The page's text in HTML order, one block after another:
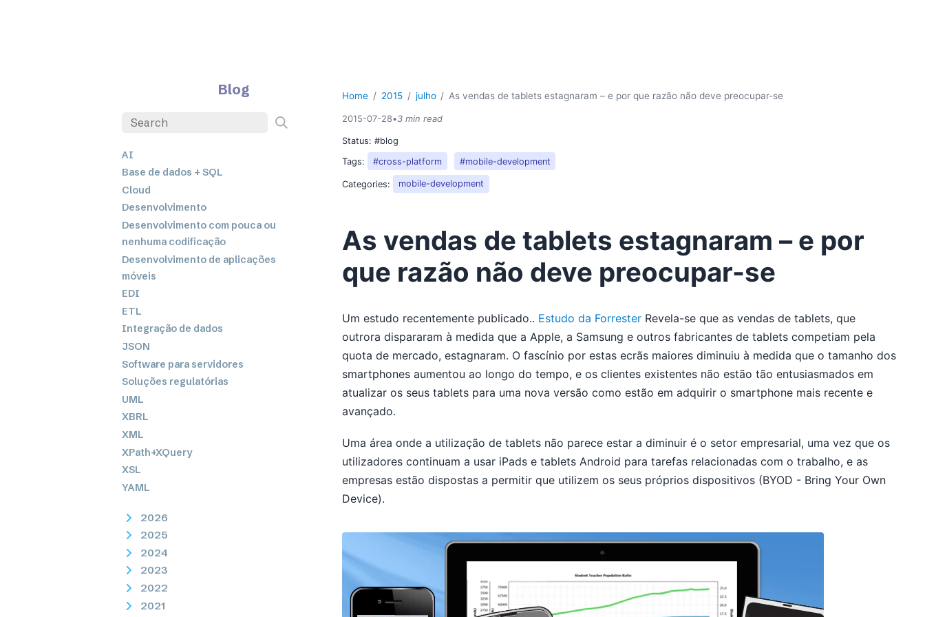
Blog
AI
Base de dados + SQL
Cloud
Desenvolvimento
Desenvolvimento com pouca ou
nenhuma codificação
Desenvolvimento de aplicações
móveis
EDI
ETL
Integração de dados
JSON
Software para servidores
Soluções regulatórias
UML
XBRL
XML
XPath+XQuery
XSL
YAML
2026
2025
2024
2023
2022
2021
Home 2015 julho As vendas de tablets estagnaram – e por que razão não deve preocupar-se
2015-07-28•3 min read
Status:#blog
Tags:
#cross-platform #mobile-development
Categories: mobile-development
As vendas de tablets estagnaram – e por
que razão não deve preocupar-se
Um estudo recentemente publicado.. Estudo da Forrester Revela-se que as vendas de tablets, que
outrora dispararam à medida que a Apple, a Samsung e outros fabricantes de tablets competiam pela
quota de mercado, estagnaram. O fascínio por estas ecrãs maiores diminuiu à medida que o tamanho dos
smartphones aumentou ao longo do tempo, e os clientes existentes não estão tão entusiasmados em
atualizar os seus tablets para uma nova versão como estão em adquirir o smartphone mais recente e
avançado.
Uma área onde a utilização de tablets não parece estar a diminuir é o setor empresarial, uma vez que os
utilizadores continuam a usar iPads e tablets Android para tarefas relacionadas com o trabalho, e as
empresas estão dispostas a permitir que utilizem os seus próprios dispositivos (BYOD - Bring Your Own
Device).